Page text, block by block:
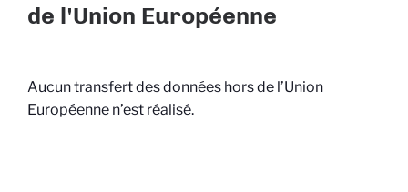
de l'Union Européenne
Aucun transfert des données hors de l’Union
Européenne n’est réalisé.